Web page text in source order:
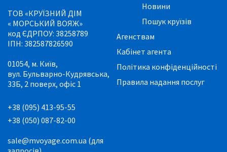
ТОВ «КРУЇЗНИЙ ДІМ
« МОРСЬКИЙ ВОЯЖ»
код ЄДРПОУ: 38258789
ІПН: 382587826590
01054, м. Київ,
вул. Бульварно-Кудрявська,
33Б, 2 поверх, офіс 1
+38 (095) 413-95-55
+38 (050) 087-82-00
sale@mvoyage.com.ua (для
Новини
Пошук круїзів
Агенствам
Кабінет агента
Політика конфіденційності
Правила надання послуг